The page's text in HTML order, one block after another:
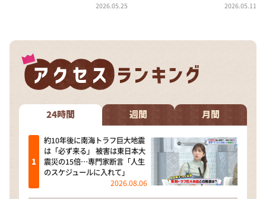
2026.05.25 2026.05.11
24時間 週間 月間
約10年後に南海トラフ巨大地震
は「必ず来る」 被害は東日本大
震災の15倍…専門家断言「人生
のスケジュールに入れて」
2026.08.06